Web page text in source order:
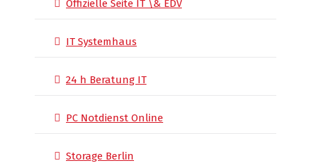
Offizielle Seite IT \& EDV
IT Systemhaus
24 h Beratung IT
PC Notdienst Online
Storage Berlin